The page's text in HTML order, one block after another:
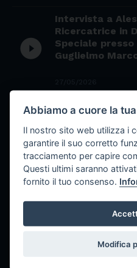
play_circle_filled
Intervista a
Ricercatrice in
Speciale
Guglielmo
play_circle_filled
La bevanda
semplice che
concentrazione
22/05/2026
play_circle_filled
Il tuono della
Il mistero del
Abbiamo a cuore la
Il nostro sito web utilizza i
garantire il suo corretto
tracciamento per capire
Questi ultimi saranno
fornito il tuo consenso.
Modifica